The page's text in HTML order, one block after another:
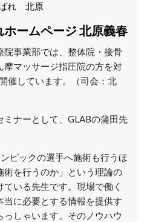
れ 北原
ームページ 北原義春
院事業部では、整体院・接骨
摩マッサージ指圧院の方を対
催しています。（司会：北
ナーとして、GLABの蒲田先
ピックの選手へ施術も行うほ
術を行うのか」という理論の
いる先生です。現場で働く
に必要とする情報を提供す
っしゃいます。そのノウハウ